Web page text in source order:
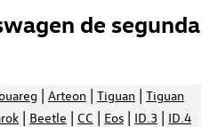
de segunda
| Arteon | Tiguan | Tiguan
| Beetle | CC | Eos | ID.3 | ID.4